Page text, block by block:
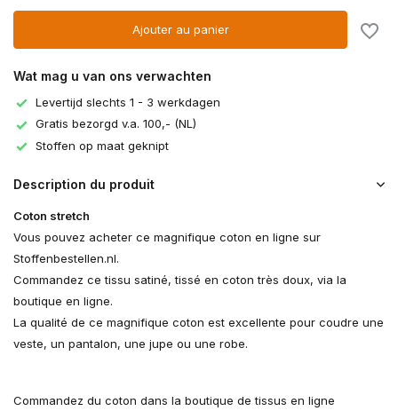
Ajouter au panier
Wat mag u van ons verwachten
Levertijd slechts 1 - 3 werkdagen
Gratis bezorgd v.a. 100,- (NL)
Stoffen op maat geknipt
Description du produit
Coton stretch
Vous pouvez acheter ce magnifique coton en ligne sur
Stoffenbestellen.nl.
Commandez ce tissu satiné, tissé en coton très doux, via la
boutique en ligne.
La qualité de ce magnifique coton est excellente pour coudre une
veste, un pantalon, une jupe ou une robe.
Commandez du coton dans la boutique de tissus en ligne